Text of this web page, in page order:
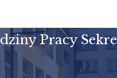
Pracy